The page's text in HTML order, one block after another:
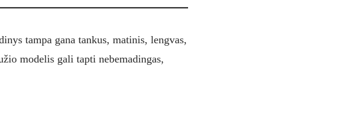
tampa gana tankus, matinis, lengvas,
modelis gali tapti nebemadingas,